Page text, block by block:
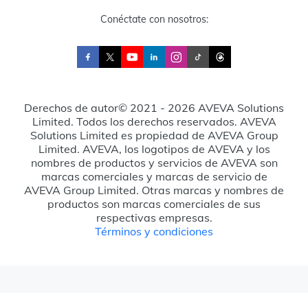
Conéctate con nosotros:
Derechos de autor© 2021 - 2026 AVEVA Solutions
Limited. Todos los derechos reservados. AVEVA
Solutions Limited es propiedad de AVEVA Group
Limited. AVEVA, los logotipos de AVEVA y los
nombres de productos y servicios de AVEVA son
marcas comerciales y marcas de servicio de
AVEVA Group Limited. Otras marcas y nombres de
productos son marcas comerciales de sus
respectivas empresas.
Términos y condiciones